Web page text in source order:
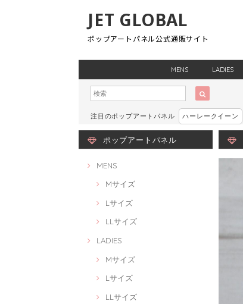
JET GLOBAL
ポップアートパネル公式通販サイト
MENS LADIES
注目のポップアートパネル ハーレークイーン
ポップアートパネル
MENS
Mサイズ
Lサイズ
LLサイズ
LADIES
Mサイズ
Lサイズ
LLサイズ